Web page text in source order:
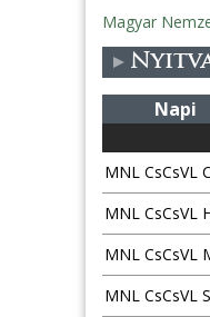
Jelenlegi
hely
Magyar
Napi
MNL CsCsVL
MNL CsCsVL
MNL CsCsVL
MNL CsCsVL